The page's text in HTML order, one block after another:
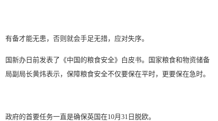
有备才能无患，否则就会手足无措，应对失序。
国新办日前发表了《中国的粮食安全》白皮书。国家粮食和物资储备
局副局长黄炜表示，保障粮食安全不仅要保在平时，更要保在急时。
政府的首要任务一直是确保英国在10月31日脱欧。